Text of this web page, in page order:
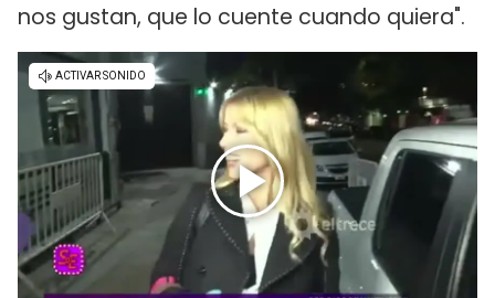
nos gustan, que lo cuente cuando quiera".